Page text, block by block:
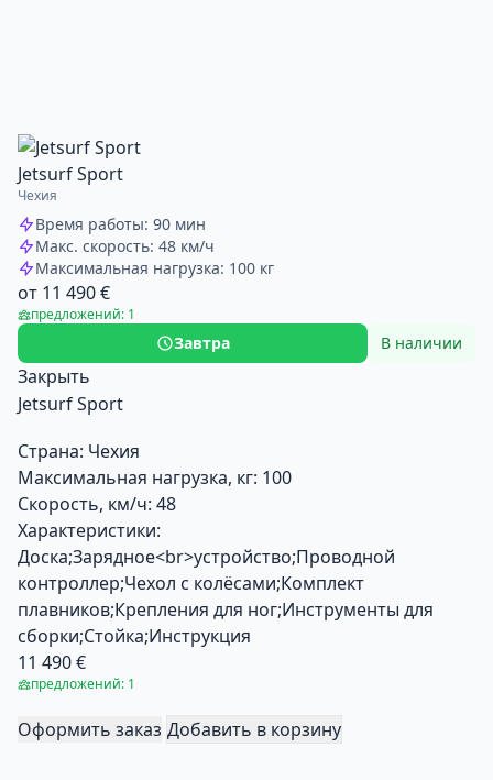
Jetsurf Sport
Чехия
Время работы: 90 мин
Макс. скорость: 48 км/ч
Максимальная нагрузка: 100 кг
от 11 490 €
предложений: 1
Завтра В наличии
Закрыть
Jetsurf Sport
Страна: Чехия
Максимальная нагрузка, кг: 100
Скорость, км/ч: 48
Характеристики:
Доска;Зарядное<br>устройство;Проводной
контроллер;Чехол с колёсами;Комплект
плавников;Крепления для ног;Инструменты для
сборки;Стойка;Инструкция
11 490 €
предложений: 1
Оформить заказ Добавить в корзину